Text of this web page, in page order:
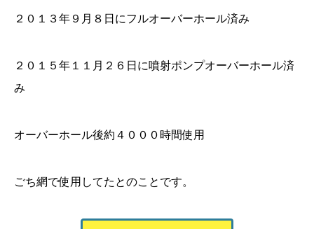
２０１３年９月８日にフルオーバーホール済み
２０１５年１１月２６日に噴射ポンプオーバーホール済
み
オーバーホール後約４０００時間使用
ごち網で使用してたとのことです。